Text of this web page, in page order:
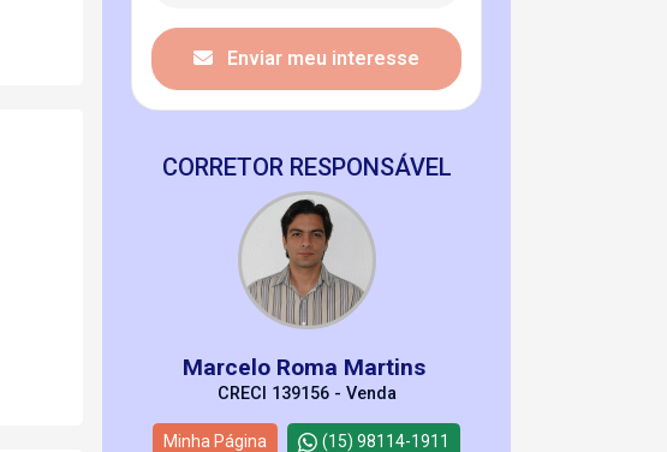
Enviar meu interesse
CORRETOR RESPONSÁVEL
Marcelo Roma Martins
CRECI 139156 - Venda
Minha Página (15) 98114-1911